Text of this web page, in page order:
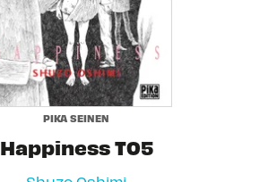
PIKA SEINEN
Happiness T05